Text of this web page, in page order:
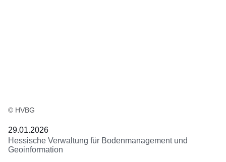
© HVBG
29.01.2026
Hessische Verwaltung für Bodenmanagement und
Geoinformation